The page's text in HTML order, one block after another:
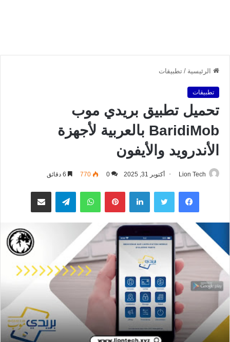
الرئيسية / تطبيقات
تطبيقات
تحميل تطبيق بريدي موب
BaridiMob بالعربية لأجهزة
الأندرويد والأيفون
Lion Tech أكتوبر 31, 2025 0
770
فيسبوك تويتر لينكدإن بينتيريستواتساب تيلقرام مشاركة عبر البريد